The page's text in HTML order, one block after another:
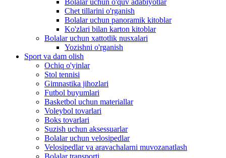
Bolalar uchun o'quv adabiyotlar
Chet tillarini o'rganish
Bolalar uchun panoramik kitoblar
Ko'zlari bilan karton kitoblar
Bolalar uchun xattotlik nusxalari
Yozishni o'rganish
Sport va dam olish
Ochiq o'yinlar
Stol tennisi
Gimnastika jihozlari
Futbol buyumlari
Basketbol uchun materiallar
Voleybol tovarlari
Boks tovarlari
Suzish uchun aksessuarlar
Bolalar uchun velosipedlar
Velosipedlar va aravachalarni muvozanatlash
Bolalar transporti